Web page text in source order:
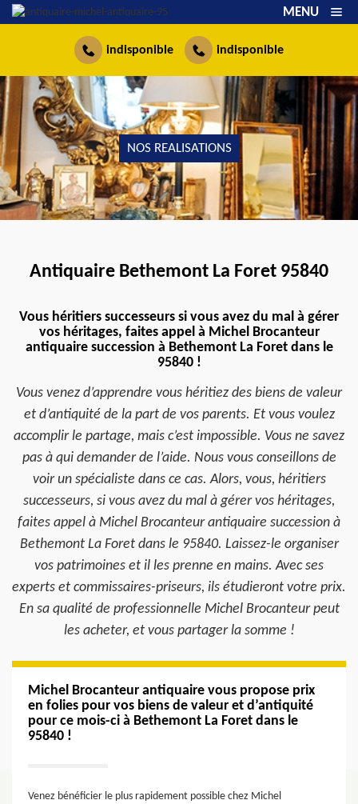
MENU
indisponible indisponible
NOS REALISATIONS
Antiquaire Bethemont La Foret 95840
Vous héritiers successeurs si vous avez du mal à gérer
vos héritages, faites appel à Michel Brocanteur
antiquaire succession à Bethemont La Foret dans le
95840 !
Vous venez d’apprendre vous héritiez des biens de valeur
et d’antiquité de la part de vos parents. Et vous voulez
accomplir le partage, mais c’est impossible. Vous ne savez
pas à qui demander de l’aide. Nous vous conseillons de
voir un spécialiste dans ce cas. Alors, vous, héritiers
successeurs, si vous avez du mal à gérer vos héritages,
faites appel à Michel Brocanteur antiquaire succession à
Bethemont La Foret dans le 95840. Laissez-le organiser
vos patrimoines et il les prenne en mains. Avec ses
experts et commissaires-priseurs, ils étudieront votre prix.
En sa qualité de professionnelle Michel Brocanteur peut
les acheter, et vous partager la somme !
Michel Brocanteur antiquaire vous propose prix
en folies pour vos biens de valeur et d’antiquité
pour ce mois-ci à Bethemont La Foret dans le
95840 !
Venez bénéficier le plus rapidement possible chez Michel